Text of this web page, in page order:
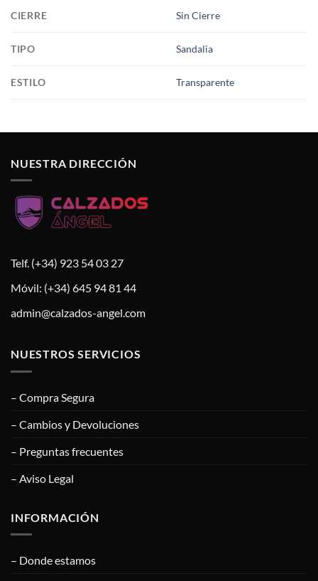
CIERRE Sin Cierre
TIPO Sandalia
ESTILO Transparente
NUESTRA DIRECCIÓN
Telf. (+34) 923 54 03 27
Móvil: (+34) 645 94 81 44
admin@calzados-angel.com
NUESTROS SERVICIOS
– Compra Segura
– Cambios y Devoluciones
– Preguntas frecuentes
– Aviso Legal
INFORMACIÓN
– Donde estamos